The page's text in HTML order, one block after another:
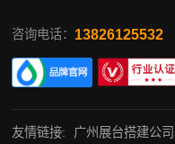
咨询电话： 13826125532
友情链接: 广州展台搭建公司